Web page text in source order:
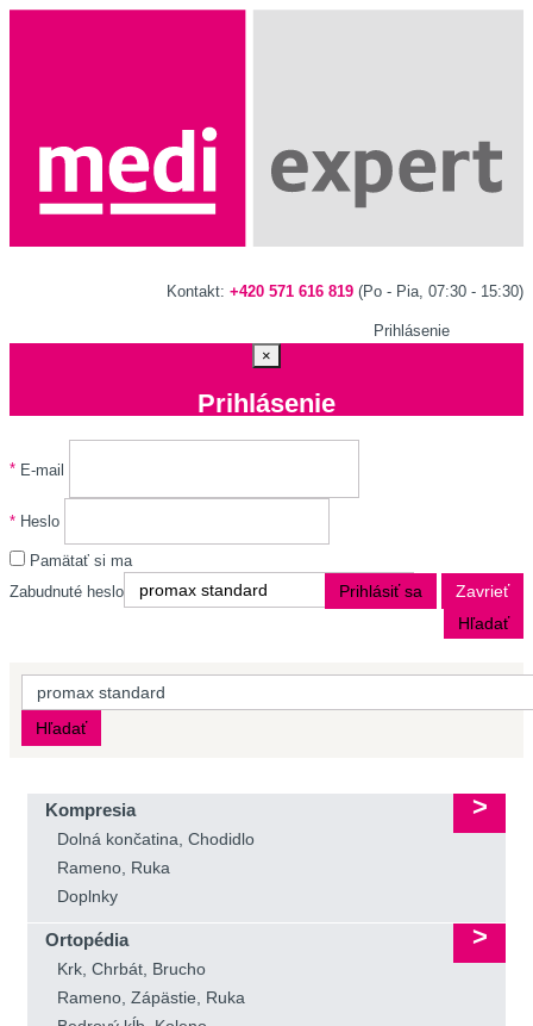
Kontakt: +420 571 616 819 (Po - Pia, 07:30 - 15:30)
Prihlásenie
×
Prihlásenie
* E-mail
* Heslo
Pamätať si ma
Zabudnuté heslo
Prihlásiť sa
Zavrieť
Hľadať
Hľadať
Kompresia
Dolná končatina, Chodidlo
Rameno, Ruka
Doplnky
Ortopédia
Krk, Chrbát, Brucho
Rameno, Zápästie, Ruka